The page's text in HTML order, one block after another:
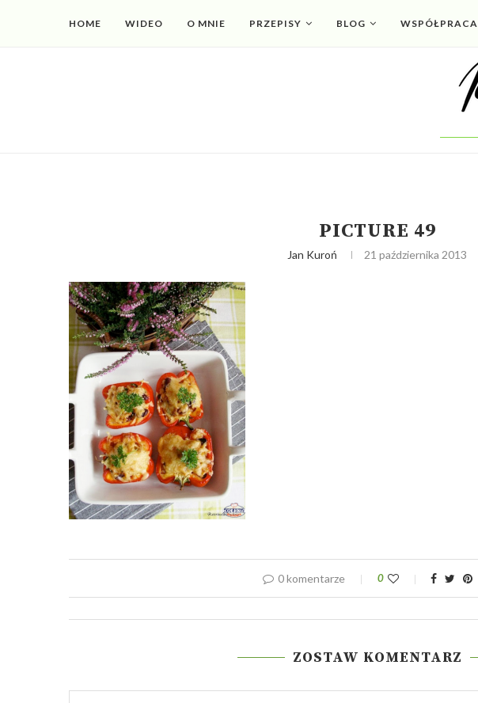
HOME WIDEO O MNIE PRZEPISY BLOG WSPÓŁPRACA
PICTURE 49
Jan Kuroń 21 października 2013
0 komentarze 0
ZOSTAW KOMENTARZ